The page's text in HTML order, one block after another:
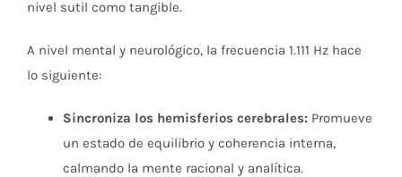
nivel sutil como tangible.
A nivel mental y neurológico, la frecuencia 1.111 Hz hace
lo siguiente:
Sincroniza los hemisferios cerebrales: Promueve
un estado de equilibrio y coherencia interna,
calmando la mente racional y analítica.